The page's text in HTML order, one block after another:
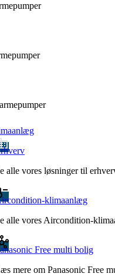
alle vores løsninger til
klimaanlæg
alle vores Aircondition-
Free multi bolig
mere om Panasonic Free